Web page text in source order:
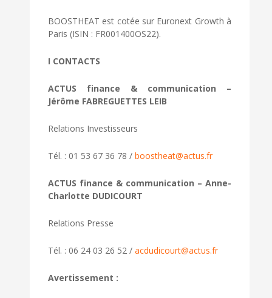
BOOSTHEAT est cotée sur Euronext Growth à
Paris (ISIN : FR001400OS22).
I CONTACTS
ACTUS finance & communication –
Jérôme FABREGUETTES LEIB
Relations Investisseurs
Tél. : 01 53 67 36 78 / boostheat@actus.fr
ACTUS finance & communication – Anne-
Charlotte DUDICOURT
Relations Presse
Tél. : 06 24 03 26 52 / acdudicourt@actus.fr
Avertissement :